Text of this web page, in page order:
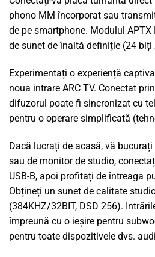
phono MM încorporat sau
de pe smartphone. Modulul
de sunet de înaltă definiție (24 biți
Experimentați o experiență
noua intrare ARC TV. Conectat
difuzorul poate fi sincronizat cu
pentru o operare simplificată
Dacă lucrați de acasă, vă
sau de monitor de studio,
USB-B, apoi profitați de întreaga
Obțineți un sunet de calitate
(384KHZ/32BIT, DSD 256).
împreună cu o ieșire pentru
pentru toate dispozitivele dvs.